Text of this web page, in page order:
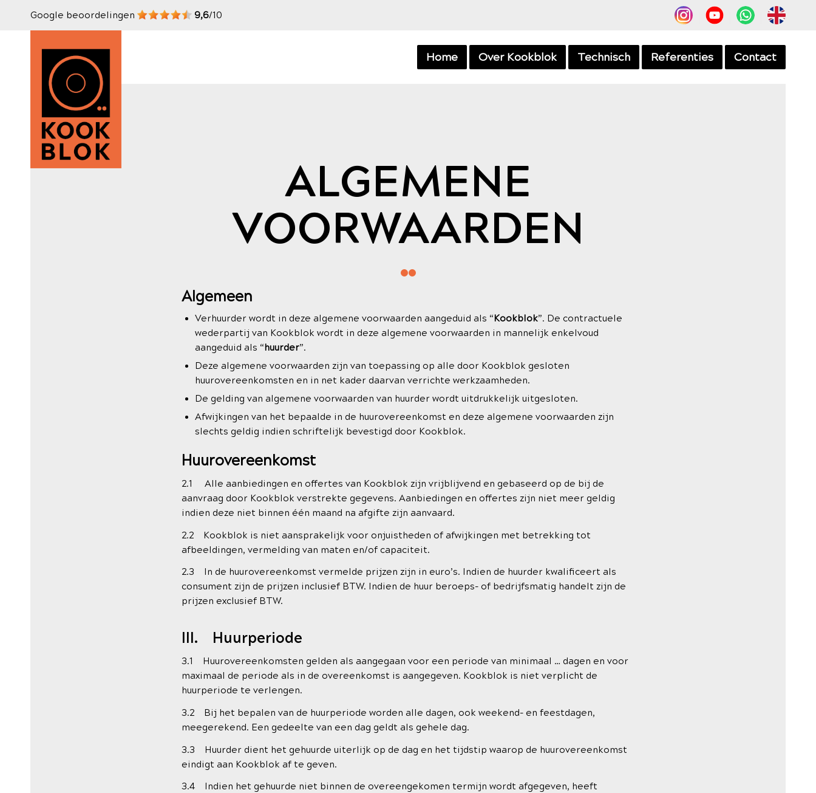
Insta YoutubeWhatsapp
EN
Google beoordelingen 9,6/10
Home Over Kookblok Technisch Referenties Contact
ALGEMENE
VOORWAARDEN
Algemeen
Verhuurder wordt in deze algemene voorwaarden aangeduid als “Kookblok”. De contractuele
wederpartij van Kookblok wordt in deze algemene voorwaarden in mannelijk enkelvoud
aangeduid als “huurder”.
Deze algemene voorwaarden zijn van toepassing op alle door Kookblok gesloten
huurovereenkomsten en in net kader daarvan verrichte werkzaamheden.
De gelding van algemene voorwaarden van huurder wordt uitdrukkelijk uitgesloten.
Afwijkingen van het bepaalde in de huurovereenkomst en deze algemene voorwaarden zijn
slechts geldig indien schriftelijk bevestigd door Kookblok.
Huurovereenkomst
2.1 Alle aanbiedingen en offertes van Kookblok zijn vrijblijvend en gebaseerd op de bij de
aanvraag door Kookblok verstrekte gegevens. Aanbiedingen en offertes zijn niet meer geldig
indien deze niet binnen één maand na afgifte zijn aanvaard.
2.2 Kookblok is niet aansprakelijk voor onjuistheden of afwijkingen met betrekking tot
afbeeldingen, vermelding van maten en/of capaciteit.
2.3 In de huurovereenkomst vermelde prijzen zijn in euro’s. Indien de huurder kwalificeert als
consument zijn de prijzen inclusief BTW. Indien de huur beroeps- of bedrijfsmatig handelt zijn de
prijzen exclusief BTW.
III. Huurperiode
3.1 Huurovereenkomsten gelden als aangegaan voor een periode van minimaal … dagen en voor
maximaal de periode als in de overeenkomst is aangegeven. Kookblok is niet verplicht de
huurperiode te verlengen.
3.2 Bij het bepalen van de huurperiode worden alle dagen, ook weekend- en feestdagen,
meegerekend. Een gedeelte van een dag geldt als gehele dag.
3.3 Huurder dient het gehuurde uiterlijk op de dag en het tijdstip waarop de huurovereenkomst
eindigt aan Kookblok af te geven.
3.4 Indien het gehuurde niet binnen de overeengekomen termijn wordt afgegeven, heeft